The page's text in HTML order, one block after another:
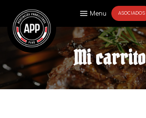
Menu ASOCIADOS
Mi carrito